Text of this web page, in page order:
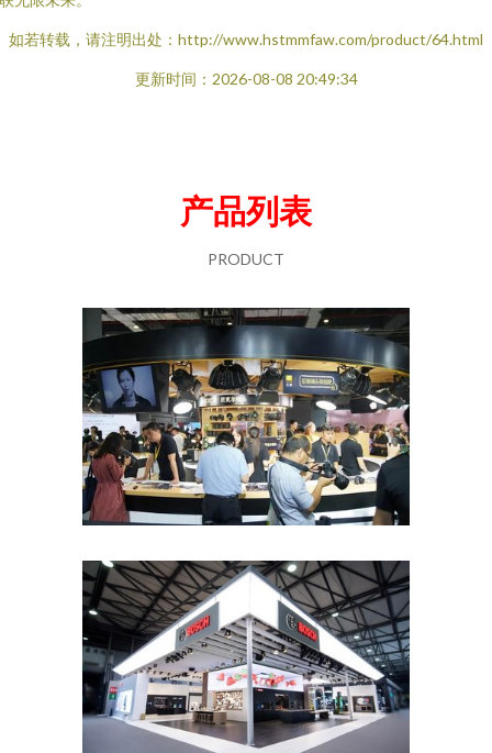
如若转载，请注明出处：http://www.hstmmfaw.com/product/64.html
更新时间：2026-08-08 20:49:34
产品列表
PRODUCT